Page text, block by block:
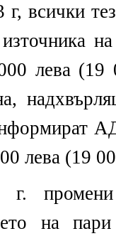
всички
лева (19
лева (19
на